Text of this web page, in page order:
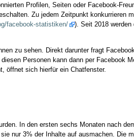
Profilen, Seiten oder Facebook-
Zu jedem Zeitpunkt konkurrieren
facebook-statistiken/
). Seit 2018 werden
zu sehen. Direkt darunter fragt
Personen kann dann per Facebook
öffnet sich hierfür ein Chatfenster.
In den ersten sechs Monaten nach
nur 3% der Inhalte auf ausmachen. Die